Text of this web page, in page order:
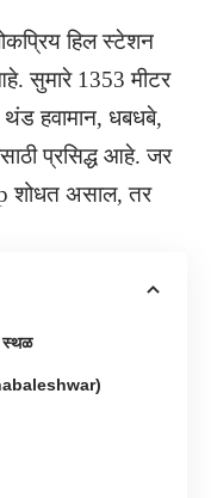
हिल स्टेशन
सुमारे 1353 मीटर
हवामान, धबधबे,
प्रसिद्ध आहे. जर
शोधत असाल, तर
स्थळ